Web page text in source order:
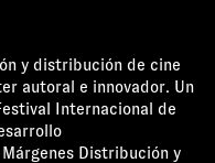
y distribución de cine
autoral e innovador. Un
Internacional de
Distribución y